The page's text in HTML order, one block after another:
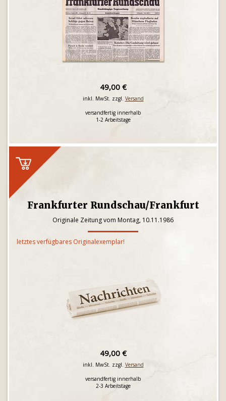
49,00 €
inkl. MwSt. zzgl. Versand
versandfertig innerhalb
1-2 Arbeitstage
Frankfurter Rundschau/Frankfurt
Originale Zeitung vom Montag, 10.11.1986
letztes verfügbares Originalexemplar!
49,00 €
inkl. MwSt. zzgl. Versand
versandfertig innerhalb
2-3 Arbeitstage